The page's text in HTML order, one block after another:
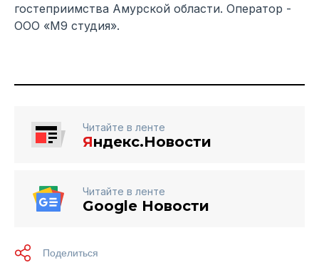
гостеприимства Амурской области. Оператор -
ООО «М9 студия».
Читайте в ленте
Яндекс.Новости
Читайте в ленте
Google Новости